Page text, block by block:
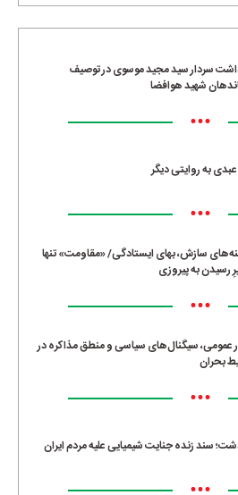
سردار سید مجید موسوی در توصیف
شهید هوافضا
•••
عبدی به روایتی دیگر
•••
سازش، بهای ایستادگی/ «مقاومت» تنها
رسیدن به پیروزی
•••
عمومی، سیگنال‌های سیاسی و منطق مذاکره در
بحران
•••
سند زنده جنایت شیمیایی علیه مردم ایران